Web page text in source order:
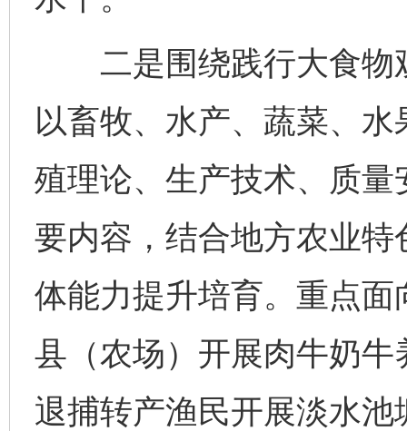
二是围绕践行大食物
以畜牧、水产、蔬菜、
殖理论、生产技术、质
要内容，结合地方农业
体能力提升培育。重点
县（农场）开展肉牛奶
退捕转产渔民开展淡水